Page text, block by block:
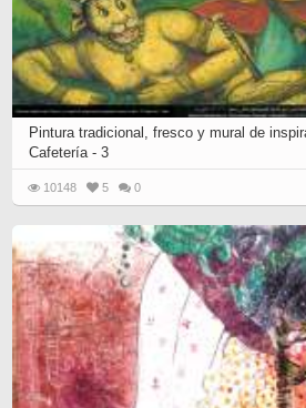
Pintura tradicional, fresco y mural de
Cafetería - 3
10148 5 0